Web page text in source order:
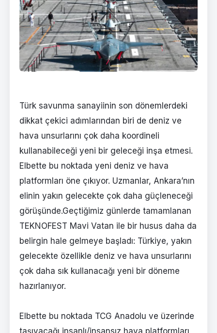
Türk savunma sanayiinin son dönemlerdeki
dikkat çekici adımlarından biri de deniz ve
hava unsurlarını çok daha koordineli
kullanabileceği yeni bir geleceği inşa etmesi.
Elbette bu noktada yeni deniz ve hava
platformları öne çıkıyor. Uzmanlar, Ankara’nın
elinin yakın gelecekte çok daha güçleneceği
görüşünde.Geçtiğimiz günlerde tamamlanan
TEKNOFEST Mavi Vatan ile bir husus daha da
belirgin hale gelmeye başladı: Türkiye, yakın
gelecekte özellikle deniz ve hava unsurlarını
çok daha sık kullanacağı yeni bir döneme
hazırlanıyor.
Elbette bu noktada TCG Anadolu ve üzerinde
taşıyacağı insanlı/insansız hava platformları